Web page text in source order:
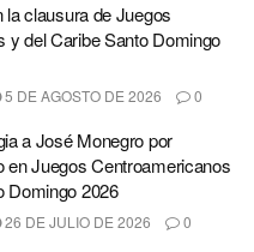
la clausura de Juegos
y del Caribe Santo Domingo
5 DE AGOSTO DE 2026 0
a José Monegro por
en Juegos Centroamericanos
Domingo 2026
26 DE JULIO DE 2026 0